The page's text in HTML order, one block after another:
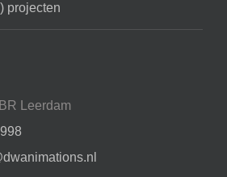
projecten
Leerdam